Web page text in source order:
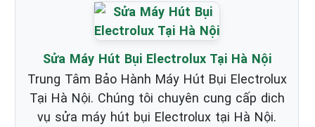
Sửa Máy Hút Bụi Electrolux Tại Hà Nội
Trung Tâm Bảo Hành Máy Hút Bụi Electrolux
Tại Hà Nội. Chúng tôi chuyên cung cấp dich
vụ sửa máy hút bụi Electrolux tại Hà Nội.